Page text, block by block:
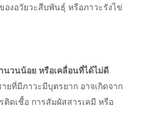
งอวัยวะสืบพันธุ์ หรือภาวะรังไข่
วนน้อย หรือเคลื่อนที่ได้ไม่ดี
ยที่มีภาวะมีบุตรยาก อาจเกิดจาก
ดเชื้อ การสัมผัสสารเคมี หรือ